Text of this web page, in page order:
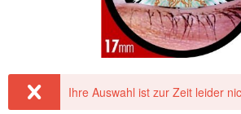
Ihre Auswahl ist zur Zeit leider